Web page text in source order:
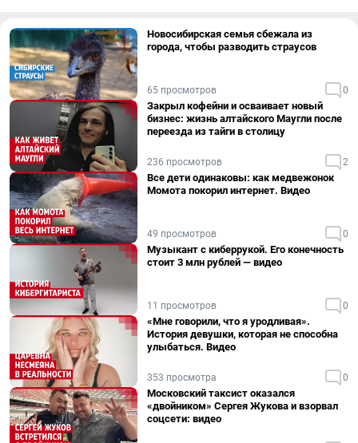
Новосибирская семья сбежала из
города, чтобы разводить страусов
65 просмотров 0
Закрыл кофейни и осваивает новый
бизнес: жизнь алтайского Маугли после
переезда из тайги в столицу
236 просмотров 2
Все дети одинаковы: как медвежонок
Момота покорил интернет. Видео
49 просмотров 0
Музыкант с киберрукой. Его конечность
стоит 3 млн рублей — видео
11 просмотров 0
«Мне говорили, что я уродливая».
История девушки, которая не способна
улыбаться. Видео
353 просмотра 0
Московский таксист оказался
«двойником» Сергея Жукова и взорвал
соцсети: видео